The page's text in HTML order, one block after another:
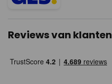
Reviews van klanten